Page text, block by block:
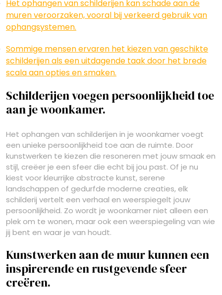
Het ophangen van schilderijen kan schade aan de
muren veroorzaken, vooral bij verkeerd gebruik van
ophangsystemen.
Sommige mensen ervaren het kiezen van geschikte
schilderijen als een uitdagende taak door het brede
scala aan opties en smaken.
Schilderijen voegen persoonlijkheid toe
aan je woonkamer.
Het ophangen van schilderijen in je woonkamer voegt
een unieke persoonlijkheid toe aan de ruimte. Door
kunstwerken te kiezen die resoneren met jouw smaak en
stijl, creëer je een sfeer die echt bij jou past. Of je nu
kiest voor kleurrijke abstracte kunst, serene
landschappen of gedurfde moderne creaties, elk
schilderij vertelt een verhaal en weerspiegelt jouw
persoonlijkheid. Zo wordt je woonkamer niet alleen een
plek om te wonen, maar ook een weerspiegeling van wie
jij bent en waar je van houdt.
Kunstwerken aan de muur kunnen een
inspirerende en rustgevende sfeer
creëren.